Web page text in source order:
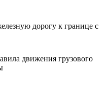
дорогу к границе с